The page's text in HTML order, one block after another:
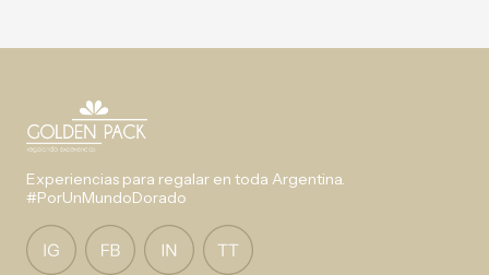
Experiencias para regalar en toda Argentina.
#PorUnMundoDorado